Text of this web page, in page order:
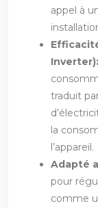
appel à
Inverter):
traduit
la
l’appareil.
Adapté
pour
comme